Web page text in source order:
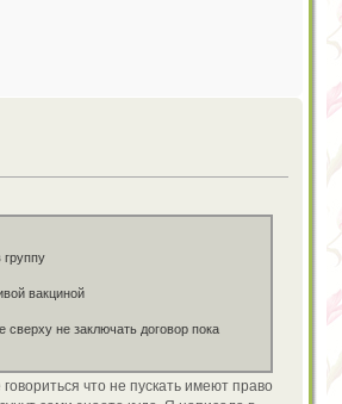
группу
вакциной
сверху не заключать договор пока
что не пускать имеют право